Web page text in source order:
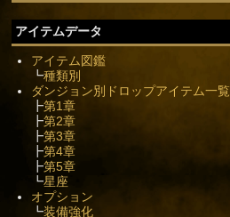
アイテムデータ
アイテム図鑑
┗種類別
ダンジョン別ドロップアイテム一覧
┣第1章
┣第2章
┣第3章
┣第4章
┣第5章
┗星座
オプション
┗装備強化